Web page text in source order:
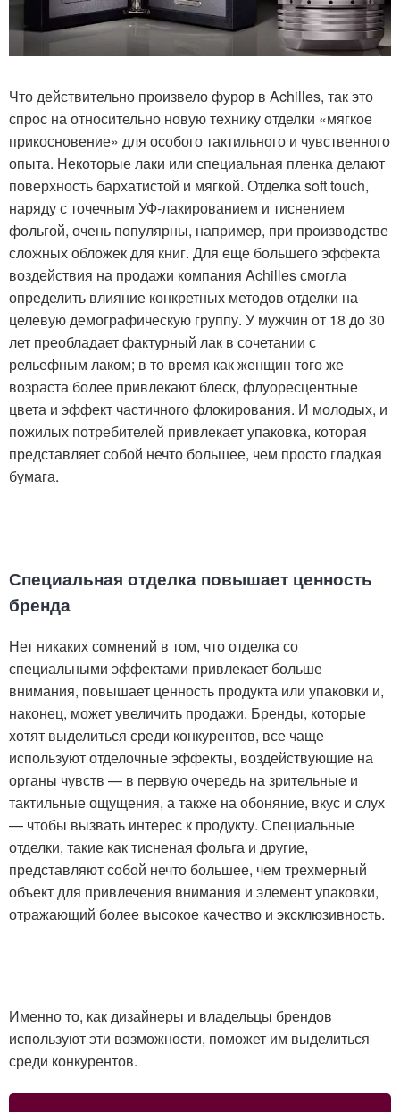
Что действительно произвело фурор в Achilles, так это
спрос на относительно новую технику отделки «мягкое
прикосновение» для особого тактильного и чувственного
опыта. Некоторые лаки или специальная пленка делают
поверхность бархатистой и мягкой. Отделка soft touch,
наряду с точечным УФ-лакированием и тиснением
фольгой, очень популярны, например, при производстве
сложных обложек для книг. Для еще большего эффекта
воздействия на продажи компания Achilles смогла
определить влияние конкретных методов отделки на
целевую демографическую группу. У мужчин от 18 до 30
лет преобладает фактурный лак в сочетании с
рельефным лаком; в то время как женщин того же
возраста более привлекают блеск, флуоресцентные
цвета и эффект частичного флокирования. И молодых, и
пожилых потребителей привлекает упаковка, которая
представляет собой нечто большее, чем просто гладкая
бумага.
Специальная отделка повышает ценность
бренда
Нет никаких сомнений в том, что отделка со
специальными эффектами привлекает больше
внимания, повышает ценность продукта или упаковки и,
наконец, может увеличить продажи. Бренды, которые
хотят выделиться среди конкурентов, все чаще
используют отделочные эффекты, воздействующие на
органы чувств — в первую очередь на зрительные и
тактильные ощущения, а также на обоняние, вкус и слух
— чтобы вызвать интерес к продукту. Специальные
отделки, такие как тисненая фольга и другие,
представляют собой нечто большее, чем трехмерный
объект для привлечения внимания и элемент упаковки,
отражающий более высокое качество и эксклюзивность.
Именно то, как дизайнеры и владельцы брендов
используют эти возможности, поможет им выделиться
среди конкурентов.